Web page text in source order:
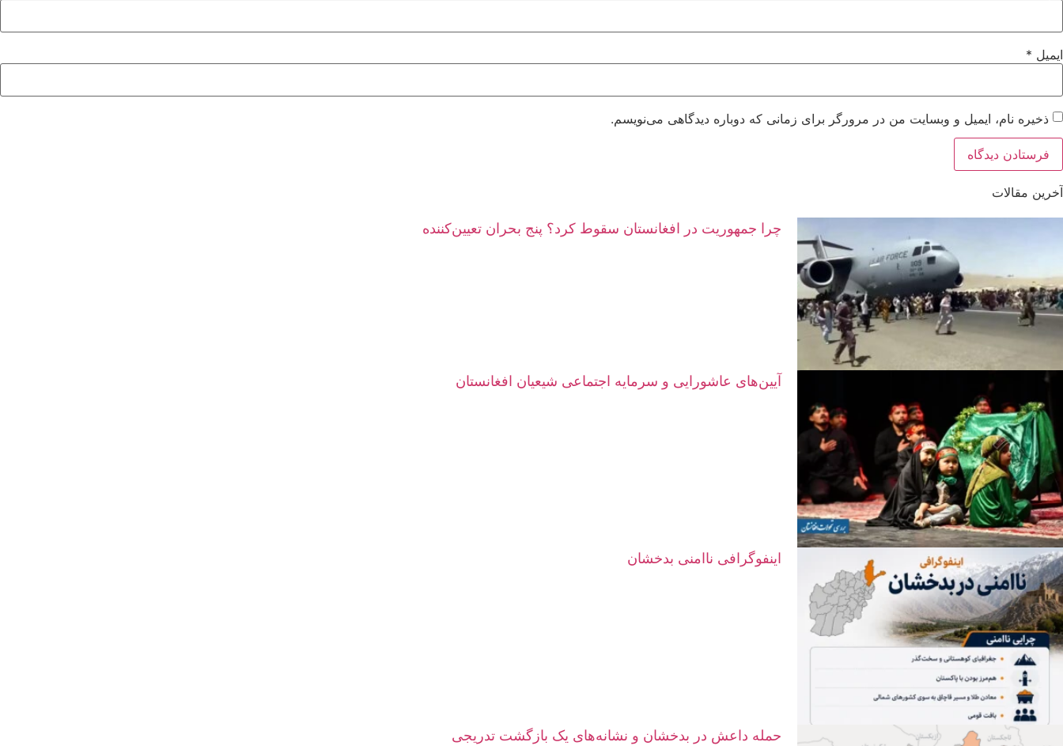
ایمیل *
ذخیره نام، ایمیل و وبسایت من در مرورگر برای زمانی که دوباره دیدگاهی می‌نویسم.
آخرین مقالات
چرا جمهوریت در افغانستان سقوط کرد؟ پنج بحران تعیین‌کننده
آیین‌های عاشورایی و سرمایه اجتماعی شیعیان افغانستان
اینفوگرافی ناامنی بدخشان
حمله داعش در بدخشان و نشانه‌های یک بازگشت تدریجی